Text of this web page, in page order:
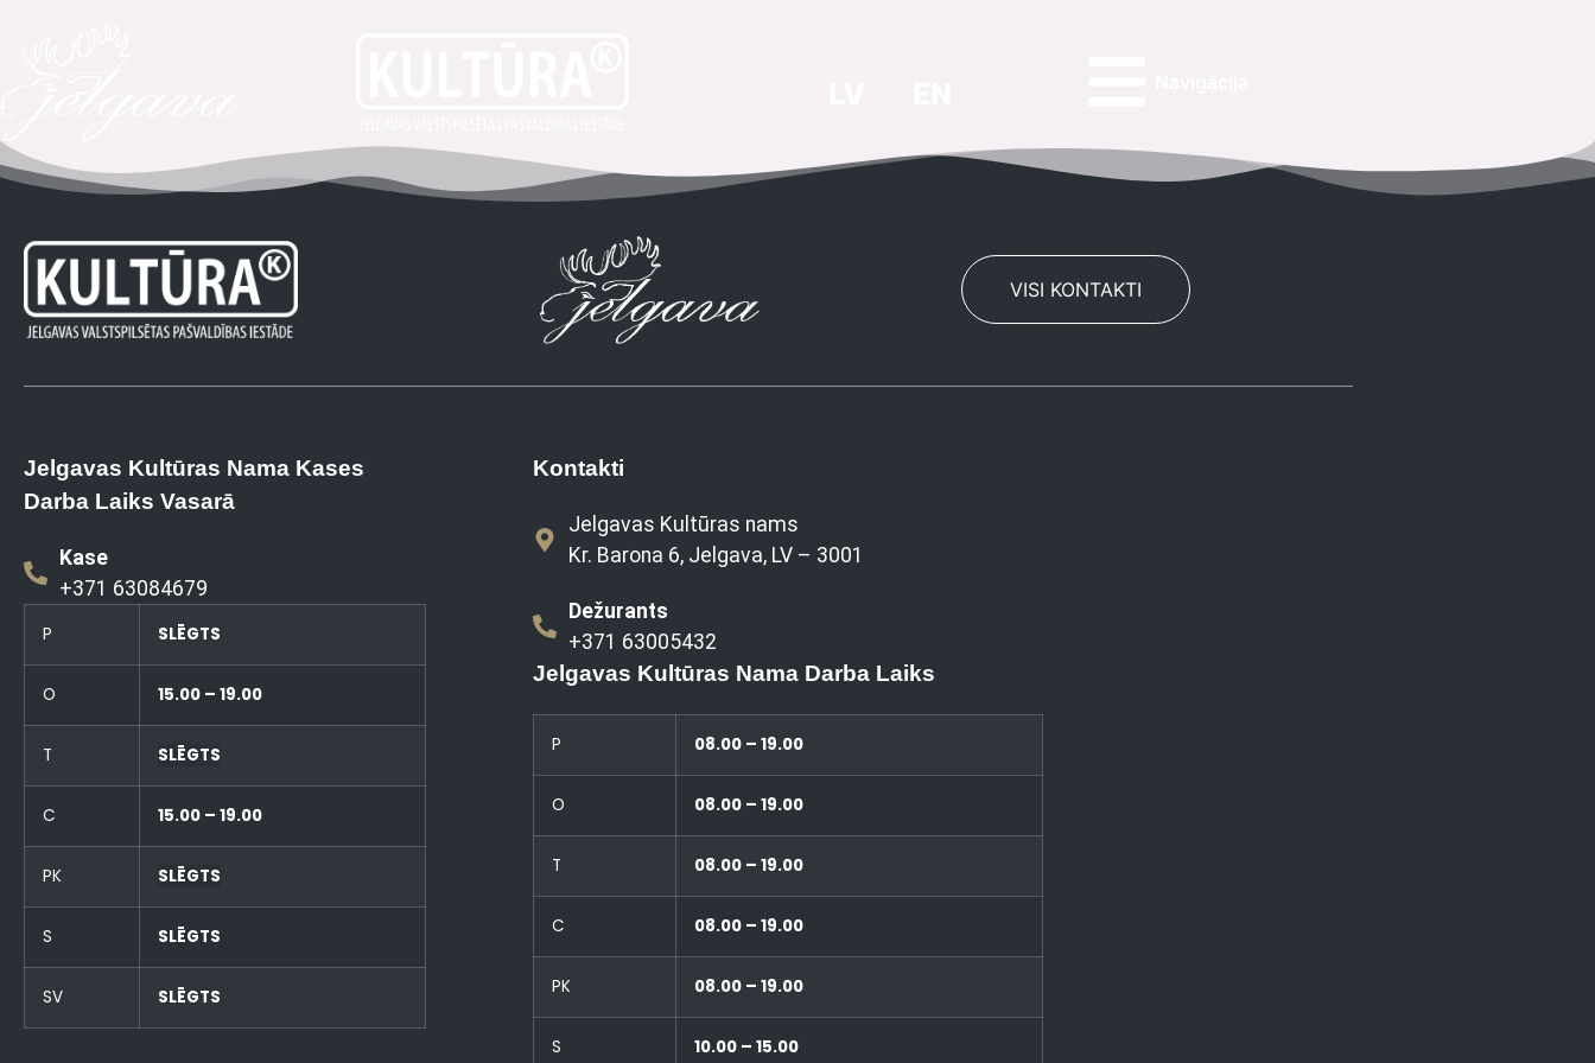
VISI KONTAKTI
Jelgavas Kultūras Nama Kases
Darba Laiks Vasarā
Kase
+371 63084679
P SLĒGTS
O 15.00 – 19.00
T SLĒGTS
C 15.00 – 19.00
PK SLĒGTS
S SLĒGTS
SV SLĒGTS
Kontakti
Jelgavas Kultūras nams
Kr. Barona 6, Jelgava, LV – 3001
Dežurants
+371 63005432
Jelgavas Kultūras Nama Darba Laiks
P 08.00 – 19.00
O 08.00 – 19.00
T 08.00 – 19.00
C 08.00 – 19.00
PK 08.00 – 19.00
S 10.00 – 15.00